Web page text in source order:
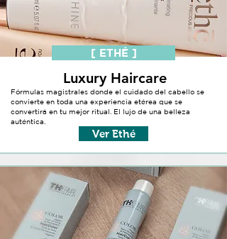
[ ETHÉ ]
Luxury Haircare
Fórmulas magistrales donde el cuidado del cabello se
convierte en toda una experiencia etérea que se
convertirá en tu mejor ritual. El lujo de una belleza
auténtica.
Ver Ethé